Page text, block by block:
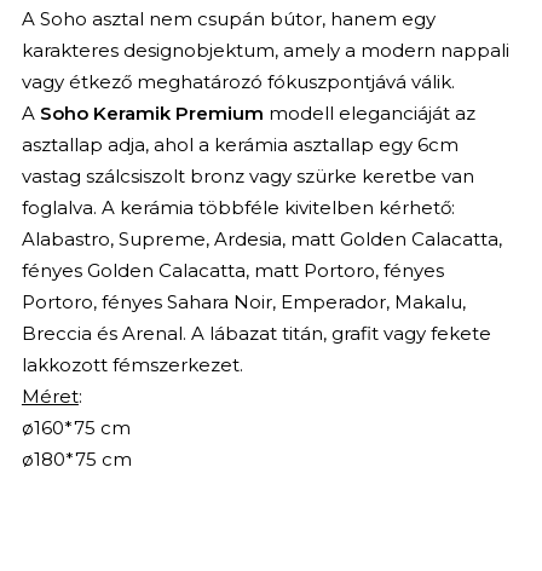
A Soho asztal nem csupán bútor, hanem egy
karakteres designobjektum, amely a modern nappali
vagy étkező meghatározó fókuszpontjává válik.
A Soho Keramik Premium modell eleganciáját az
asztallap adja, ahol a kerámia asztallap egy 6cm
vastag szálcsiszolt bronz vagy szürke keretbe van
foglalva. A kerámia többféle kivitelben kérhető:
Alabastro, Supreme, Ardesia, matt Golden Calacatta,
fényes Golden Calacatta, matt Portoro, fényes
Portoro, fényes Sahara Noir, Emperador, Makalu,
Breccia és Arenal. A lábazat titán, grafit vagy fekete
lakkozott fémszerkezet.
Méret:
ø160*75 cm
ø180*75 cm